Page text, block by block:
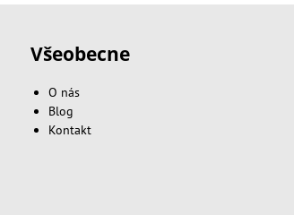
Všeobecne
O nás
Blog
Kontakt